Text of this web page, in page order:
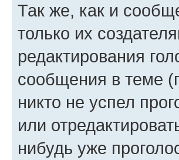
Так же, как и
только их
редактирования
сообщения в теме
никто не успел
или
нибудь уже